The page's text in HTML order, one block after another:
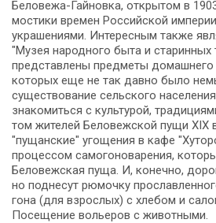
Беловежа-Гайновка, открытом в
мо­сти­ки вре­мен Рос­сий­ской
украшениями. Интересным так­же
"Музея народного быта и старинных
пред­став­ле­ны пред­ме­ты до­маш­не­го
ко­то­рых еще не так давно бы­ло
существование сельского
зна­ко­мить­ся с культурой,
том жи­те­лей Бе­ло­веж­ской пу­щи XIX
"пущанские" уго­ще­ния в ка­фе
процессом самогоноварения,
Бе­ло­веж­ская пу­ща. И, ко­неч­но,
но поднесут рюмочку
го­на (для взрос­лых) с хле­бом и
По­се­ще­ние вольеров с животными.